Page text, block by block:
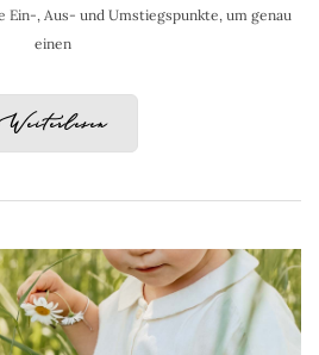
Ein-, Aus- und Umstiegspunkte, um genau
einen